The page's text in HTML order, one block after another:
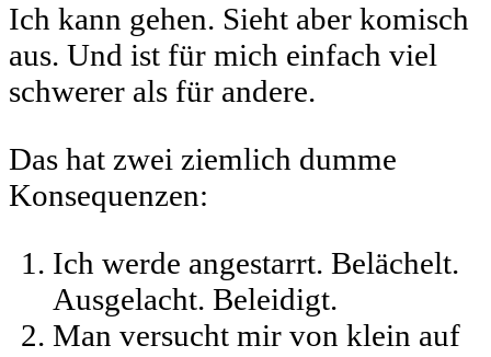
Ich kann gehen. Sieht aber komisch
aus. Und ist für mich einfach viel
schwerer als für andere.
Das hat zwei ziemlich dumme
Konsequenzen:
Ich werde angestarrt. Belächelt.
Ausgelacht. Beleidigt.
Man versucht mir von klein auf